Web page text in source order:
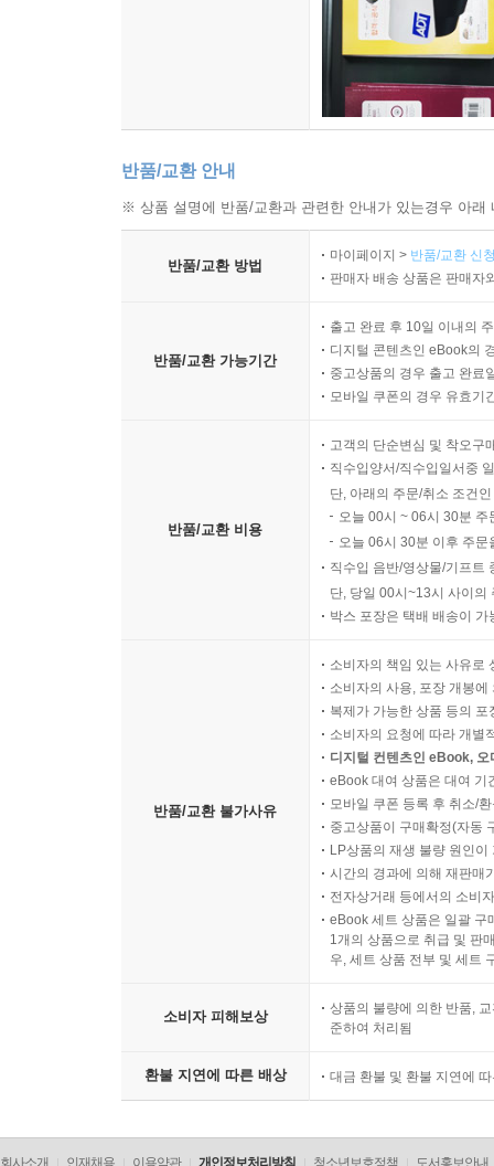
반품/교환 안내
※ 상품 설명에 반품/교환과 관련한 안내가 있는경우 아
반품/교환 방법
마이페이지 > 반품/교환 신
판매자 배송 상품은 판매자
반품/교환 가능기간
출고 완료 후 10일 이내의
디지털 콘텐츠인 eBook의
중고상품의 경우 출고 완료
모바일 쿠폰의 경우 유효기
반품/교환 비용
고객의 단순변심 및 착오구
직수입양서/직수입일서중
단, 아래의 주문/취소 조건
오늘 00시 ~ 06시 30분
오늘 06시 30분 이후 주
직수입 음반/영상물/기프트
단, 당일 00시~13시 사이의
박스 포장은 택배 배송이
반품/교환 불가사유
소비자의 책임 있는 사유로
소비자의 사용, 포장 개봉
복제가 가능한 상품 등의
소비자의 요청에 따라 개별
디지털 컨텐츠인 eBook,
eBook 대여 상품은 대여 기
모바일 쿠폰 등록 후 취소/
중고상품이 구매확정(자동
LP상품의 재생 불량 원인
시간의 경과에 의해 재판매
전자상거래 등에서의 소비
eBook 세트 상품은 일괄 구
1개의 상품으로 취급 및 판
우, 세트 상품 전부 및 세트
소비자 피해보상
상품의 불량에 의한 반품,
준하여 처리됨
환불 지연에 따른 배상 대금 환불 및 환불 지연에
회사소개 인재채용 이용약관 개인정보처리방침 청소년보호정책 도서홍보안내